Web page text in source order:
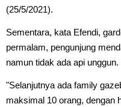
(25/5/2021).
Sementara, kata Efendi,
permalam, pengunjung
namun tidak ada api unggun.
"Selanjutnya ada family
maksimal 10 orang, dengan